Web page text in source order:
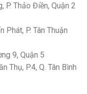
P. Thảo Điền, Quận 2
Phát, P. Tân Thuận
9, Quận 5
Thụ, P.4, Q. Tân Bình